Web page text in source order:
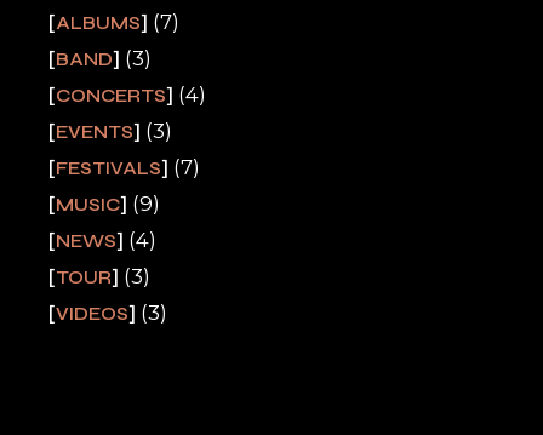
ALBUMS (7)
BAND (3)
CONCERTS (4)
EVENTS (3)
FESTIVALS (7)
MUSIC (9)
NEWS (4)
TOUR (3)
VIDEOS (3)